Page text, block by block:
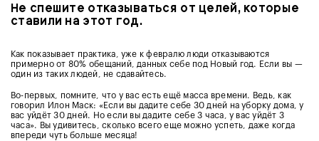
Не спешите отказываться от целей, которые
ставили на этот год.
Как показывает практика, уже к февралю люди отказываются
примерно от 80% обещаний, данных себе под Новый год. Если вы —
один из таких людей, не сдавайтесь.
Во-первых, помните, что у вас есть ещё масса времени. Ведь, как
говорил Илон Маск: «Если вы дадите себе 30 дней на уборку дома, у
вас уйдёт 30 дней. Но если вы дадите себе 3 часа, у вас уйдёт 3
часа». Вы удивитесь, сколько всего еще можно успеть, даже когда
впереди чуть больше месяца!